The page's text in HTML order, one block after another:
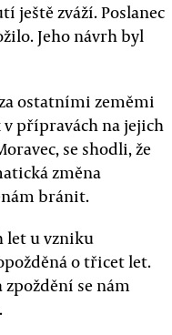
ještě zváží. Poslanec
Jeho návrh byl
ostatními zeměmi
přípravách na jejich
se shodli, že
změna
bránit.
let u vzniku
o třicet let.
zpoždění se nám